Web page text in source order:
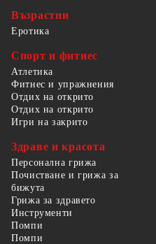
Възрастни
Еротика
Спорт и фитнес
Атлетика
Фитнес и упражнения
Отдих на открито
Отдих на открито
Игри на закрито
Здраве и красота
Персонална грижа
Почистване и грижа за
бижута
Грижа за здравето
Инструменти
Помпи
Помпи